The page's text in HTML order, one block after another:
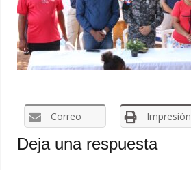
Correo Impresión
Deja una respuesta